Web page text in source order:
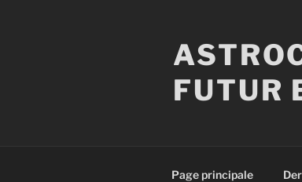
FUTUR
Page principale